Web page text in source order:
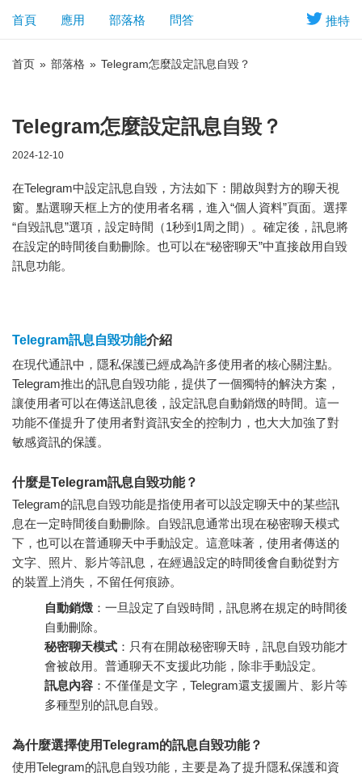
推特
首頁 應用 部落格 問答
首页 » 部落格 » Telegram怎麼設定訊息自毀？
Telegram怎麼設定訊息自毀？
2024-12-10
在Telegram中設定訊息自毀，方法如下：開啟與對方的聊天視
窗。點選聊天框上方的使用者名稱，進入“個人資料”頁面。選擇
“自毀訊息”選項，設定時間（1秒到1周之間）。確定後，訊息將
在設定的時間後自動刪除。也可以在“秘密聊天”中直接啟用自毀
訊息功能。
Telegram訊息自毀功能介紹
在現代通訊中，隱私保護已經成為許多使用者的核心關注點。
Telegram推出的訊息自毀功能，提供了一個獨特的解決方案，
讓使用者可以在傳送訊息後，設定訊息自動銷燬的時間。這一
功能不僅提升了使用者對資訊安全的控制力，也大大加強了對
敏感資訊的保護。
什麼是Telegram訊息自毀功能？
Telegram的訊息自毀功能是指使用者可以設定聊天中的某些訊
息在一定時間後自動刪除。自毀訊息通常出現在秘密聊天模式
下，也可以在普通聊天中手動設定。這意味著，使用者傳送的
文字、照片、影片等訊息，在經過設定的時間後會自動從對方
的裝置上消失，不留任何痕跡。
自動銷燬 ：一旦設定了自毀時間，訊息將在規定的時間後
自動刪除。
秘密聊天模式 ：只有在開啟秘密聊天時，訊息自毀功能才
會被啟用。普通聊天不支援此功能，除非手動設定。
訊息內容 ：不僅僅是文字，Telegram還支援圖片、影片等
多種型別的訊息自毀。
為什麼選擇使用Telegram的訊息自毀功能？
使用Telegram的訊息自毀功能，主要是為了提升隱私保護和資